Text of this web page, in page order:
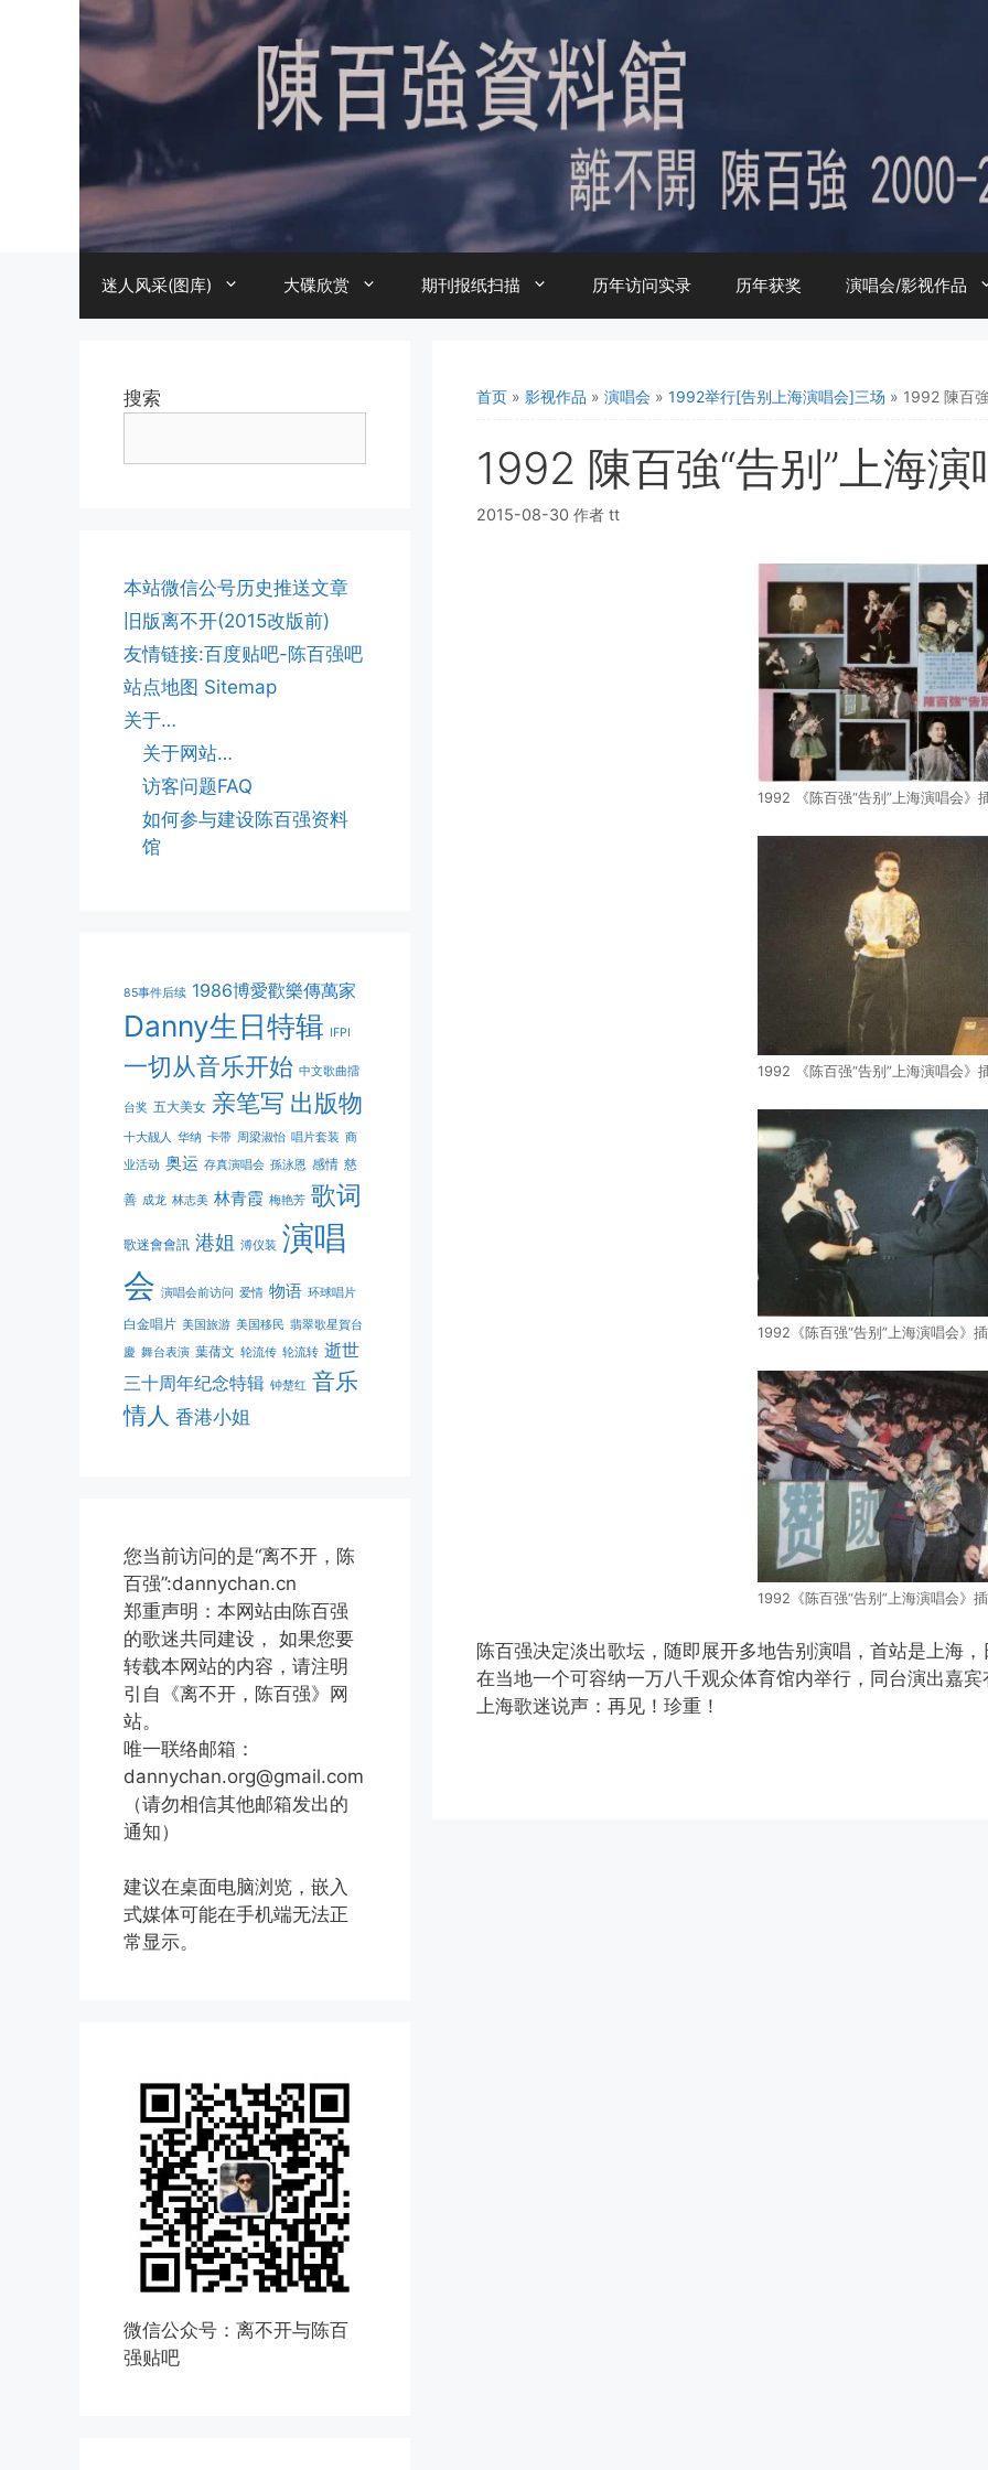
迷人风采(图库) 大碟欣赏 期刊报纸扫描 历年访问实录 历年获奖 演唱会/影视作品
首页 » 影视作品 » 演唱会 » 1992举行[告别上海演唱会]三场 » 1992 陳百
1992 陳百強“告别”上海演
2015-08-30 作者 tt
1992 《陈百强“告别”上海演唱会》
1992 《陈百强“告别”上海演唱会》
1992《陈百强“告别”上海演唱会》
1992《陈百强“告别”上海演唱会》
陈百强决定淡出歌坛，随即展开多地告别演唱，首站是上海
在当地一个可容纳一万八千观众体育馆内举行，同台演出嘉
上海歌迷说声：再见！珍重！
搜索
本站微信公号历史推送文章
旧版离不开(2015改版前)
友情链接:百度贴吧-陈百强吧
站点地图 Sitemap
关于…
关于网站…
访客问题FAQ
如何参与建设陈百强资料
馆
85事件后续 1986博愛歡樂傳萬家
Danny生日特辑 IFPI
一切从音乐开始 中文歌曲擂
台奖 五大美女 亲笔写 出版物
十大靓人 华纳 卡带 周梁淑怡 唱片套装 商
业活动 奥运 存真演唱会 孫泳恩 感情 慈
善 成龙 林志美 林青霞 梅艳芳 歌词
歌迷會會訊 港姐 溥仪装 演唱
会 演唱会前访问 爱情 物语 环球唱片
白金唱片 美国旅游 美国移民 翡翠歌星賀台
慶 舞台表演 葉蒨文 轮流传 轮流转 逝世
三十周年纪念特辑 钟楚红 音乐
情人 香港小姐
您当前访问的是“离不开，陈
百强”:dannychan.cn
郑重声明：本网站由陈百强
的歌迷共同建设， 如果您要
转载本网站的内容，请注明
引自《离不开，陈百强》网
站。
唯一联络邮箱：
dannychan.org@gmail.com
（请勿相信其他邮箱发出的
通知）
建议在桌面电脑浏览，嵌入
式媒体可能在手机端无法正
常显示。
微信公众号：离不开与陈百
强贴吧